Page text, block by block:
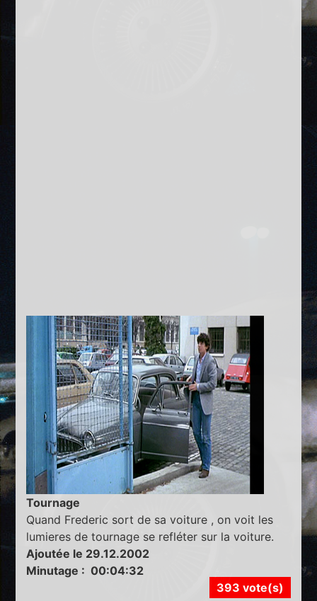
Tournage
Quand Frederic sort de sa voiture , on voit les
lumieres de tournage se refléter sur la voiture.
Ajoutée le 29.12.2002
Minutage : 00:04:32
393 vote(s)